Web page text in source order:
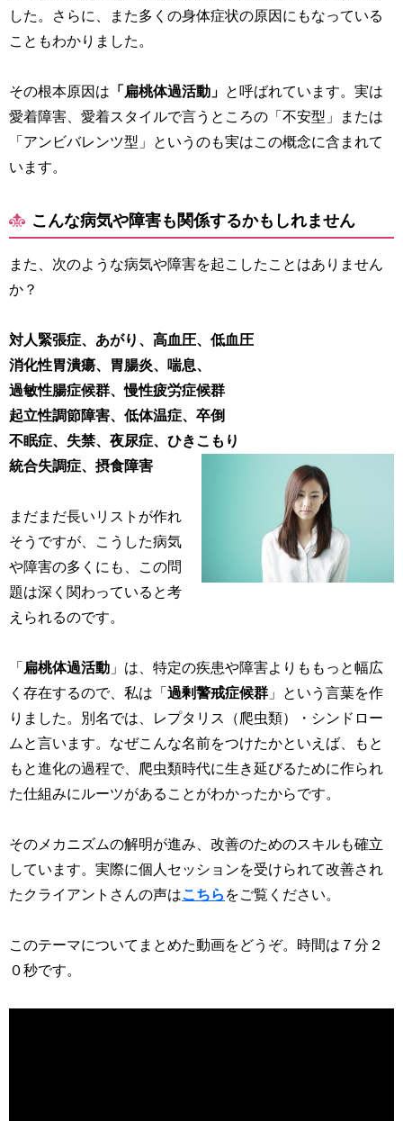
した。さらに、また多くの身体症状の原因にもなっている
こともわかりました。
その根本原因は 「扁桃体過活動」 と呼ばれています。実は
愛着障害、愛着スタイルで言うところの「不安型」または
「アンビバレンツ型」というのも実はこの概念に含まれて
います。
こんな病気や障害も関係するかもしれません
また、次のような病気や障害を起こしたことはありません
か？
対人緊張症、あがり、高血圧、低血圧
消化性胃潰瘍、胃腸炎、喘息、
過敏性腸症候群、慢性疲労症候群
起立性調節障害、低体温症、卒倒
不眠症、失禁、夜尿症、ひきこもり
統合失調症、摂食障害
まだまだ長いリストが作れ
そうですが、こうした病気
や障害の多くにも、この問
題は深く関わっていると考
えられるのです。
「 扁桃体過活動 」は、特定の疾患や障害よりももっと幅広
く存在するので、私は「 過剰警戒症候群 」という言葉を作
りました。別名では、レプタリス（爬虫類）・シンドロー
ムと言います。なぜこんな名前をつけたかといえば、もと
もと進化の過程で、爬虫類時代に生き延びるために作られ
た仕組みにルーツがあることがわかったからです。
そのメカニズムの解明が進み、改善のためのスキルも確立
しています。実際に個人セッションを受けられて改善され
たクライアントさんの声はこちら をご覧ください。
このテーマについてまとめた動画をどうぞ。時間は７分２
０秒です。